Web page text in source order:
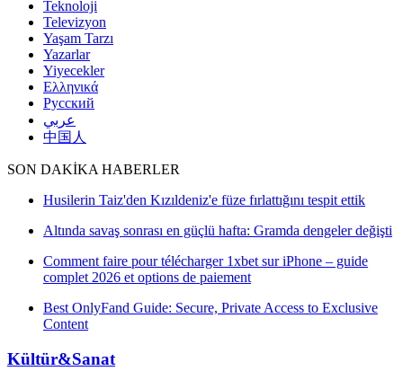
Teknoloji
Televizyon
Yaşam Tarzı
Yazarlar
Yiyecekler
Ελληνικά
Русский
عربي
中国人
SON DAKİKA HABERLER
Husilerin Taiz'den Kızıldeniz'e füze fırlattığını tespit ettik
Altında savaş sonrası en güçlü hafta: Gramda dengeler değişti
Comment faire pour télécharger 1xbet sur iPhone – guide
complet 2026 et options de paiement
Best OnlyFand Guide: Secure, Private Access to Exclusive
Content
Kültür&Sanat